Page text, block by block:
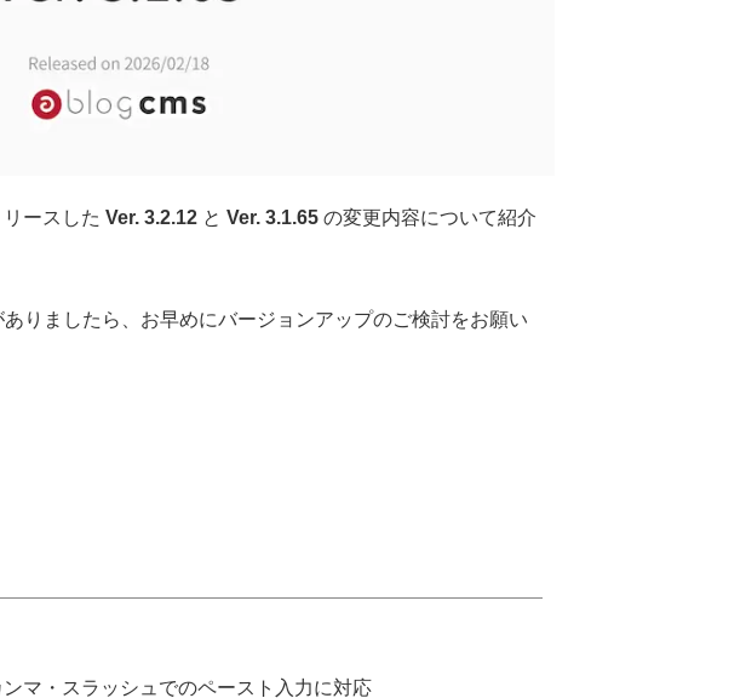
ースした Ver. 3.2.12と Ver. 3.1.65の変更内容について紹介
りましたら、お早めにバージョンアップのご検討をお願い
マ・スラッシュでのペースト入力に対応